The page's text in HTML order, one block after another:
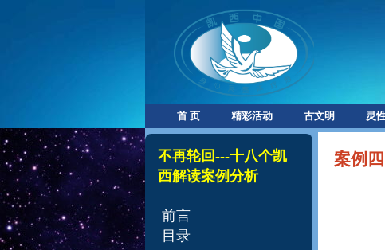
首 页 精彩活动 古文明 灵
案例四
不再轮回---十八个凯
西解读案例分析​
前言
目录